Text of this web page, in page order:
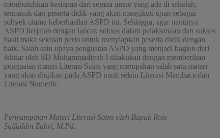
membutuhkan kesiapan dari semua unsur yang ada di sekolah,
termasuk dari peserta didik yang akan mengikuti ujian sebagai
subyek utama keberhasilan ASPD ini. Sehingga, agar nantinya
ASPD berjalan dengan lancar, sukses dalam pelaksanaan dan sukses
hasil maka sekolah perlu untuk menyiapkan peserta didik dengan
baik. Salah satu upaya penguatan ASPD yang menjadi bagian dari
ikhtiar oleh SD Muhammadiyah I dilakukan dengan memberikan
penguatan materi Literasi Sains yang merupakan salah satu materi
yang akan diujikan pada ASPD nanti selain Literasi Membaca dan
Literasi Numerik.
Penyampaian Materi Literasi Sains oleh Bapak Rois
Saifuddin Zuhri, M.Pd.